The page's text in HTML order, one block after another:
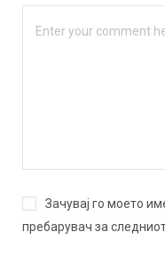
Зачувај го моето
пребарувач за